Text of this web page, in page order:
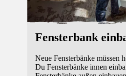
Fensterbank
Neue Fensterbänke müssen
Du Fensterbänke innen